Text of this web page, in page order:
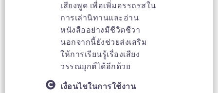
เสียงพูด เพื่อเพิ่มอรรถรสใน
การเล่านิทานและอ่าน
หนังสืออย่างมีชีวิตชีวา
นอกจากนี้ยังช่วยส่งเสริม
ให้การเรียนรู้เรื่องเสียง
วรรณยุกต์ได้อีกด้วย
เงื่อนไขในการใช้งาน